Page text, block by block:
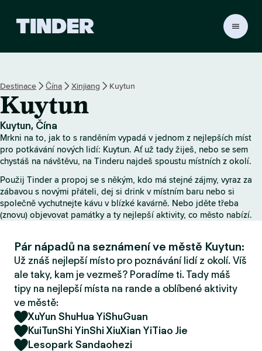
s
t
r
á
k
a
T
i
d
e
r
Destinace Čína Xinjiang Kuytun
Kuytun
Kuytun, Čína
Mrkni na to, jak to s randěním vypadá v jednom z nejlepších míst
pro potkávání nových lidí: Kuytun. Ať už tady žiješ, nebo se sem
chystáš na návštěvu, na Tinderu najdeš spoustu místních z okolí.
Použij Tinder a propoj se s někým, kdo má stejné zájmy, vyraz za
zábavou s novými přáteli, dej si drink v místním baru nebo si
společně vychutnejte kávu v blízké kavárně. Nebo jděte třeba
(znovu) objevovat památky a ty nejlepší aktivity, co město nabízí.
Pár nápadů na seznámení ve městě Kuytun:
Už znáš nejlepší místo pro poznávání lidí z okolí. Víš
ale taky, kam je vezmeš? Poradíme ti. Tady máš
tipy na nejlepší místa na rande a oblíbené aktivity
ve městě:
XuYun ShuHua YiShuGuan
KuiTunShi YinShi XiuXian YiTiao Jie
Lesopark Sandaohezi